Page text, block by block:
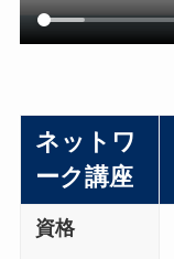
ネットワ
ーク講座
資格